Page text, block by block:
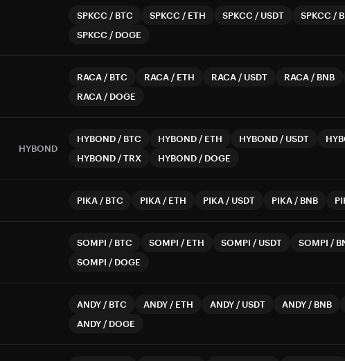
SPKCC / BTC SPKCC / ETH SPKCC / USDT SPKCC /
SPKCC / DOGE
RACA / BTC RACA / ETH RACA / USDT RACA / BNB
RACA / DOGE
HYBOND
HYBOND / BTC HYBOND / ETH HYBOND / USDT
HYBOND /TRX HYBOND / DOGE
PIKA / BTC PIKA / ETH PIKA / USDT PIKA / BNB
SOMPI / BTC SOMPI / ETH SOMPI / USDT SOMPI /
SOMPI / DOGE
ANDY / BTC ANDY / ETH ANDY / USDT ANDY / BNB
ANDY / DOGE